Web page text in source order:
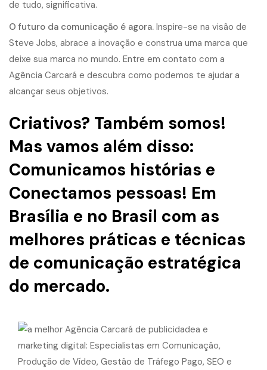
de tudo, significativa.
O futuro da comunicação é agora. Inspire-se na visão de
Steve Jobs, abrace a inovação e construa uma marca que
deixe sua marca no mundo. Entre em contato com a
Agência Carcará e descubra como podemos te ajudar a
alcançar seus objetivos.
Criativos? Também somos!
Mas vamos além disso:
Comunicamos histórias e
Conectamos pessoas! Em
Brasília e no Brasil com as
melhores práticas e técnicas
de comunicação estratégica
do mercado.